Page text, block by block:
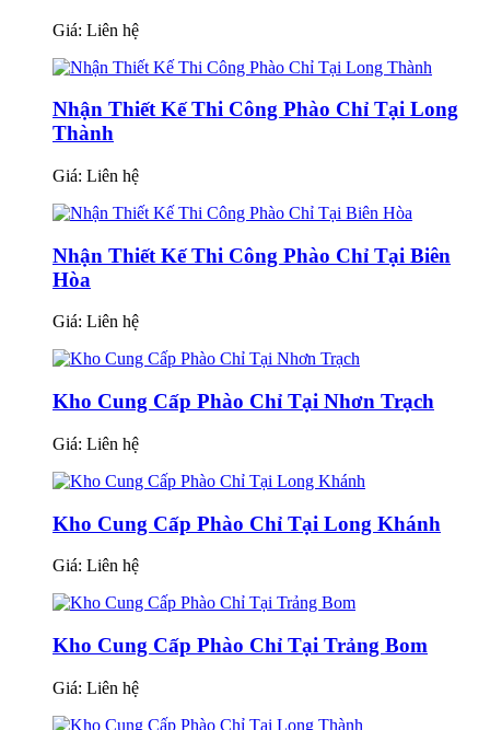
Giá: Liên hệ
Nhận Thiết Kế Thi Công Phào Chỉ Tại Long
Thành
Giá: Liên hệ
Nhận Thiết Kế Thi Công Phào Chỉ Tại Biên
Hòa
Giá: Liên hệ
Kho Cung Cấp Phào Chỉ Tại Nhơn Trạch
Giá: Liên hệ
Kho Cung Cấp Phào Chỉ Tại Long Khánh
Giá: Liên hệ
Kho Cung Cấp Phào Chỉ Tại Trảng Bom
Giá: Liên hệ